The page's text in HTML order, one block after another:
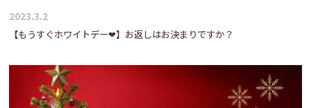
2023.3.2
【もうすぐホワイトデー❤】お返しはお決まりですか？